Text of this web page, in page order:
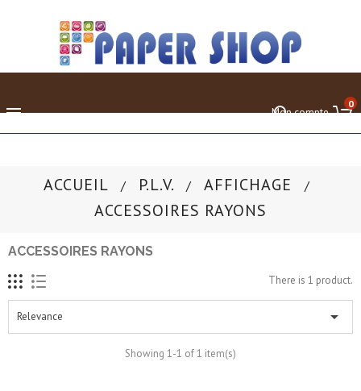
 0
Mon compte
ACCUEIL P.L.V.
AFFICHAGE
ACCESSOIRES RAYONS
ACCESSOIRES RAYONS
There is 1 product.
Relevance 
Showing 1-1 of 1 item(s)